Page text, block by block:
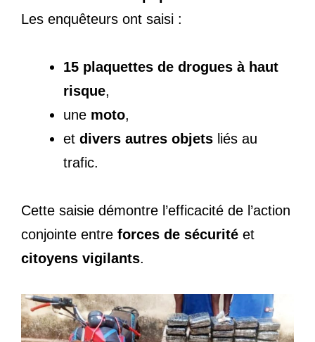
Les enquêteurs ont saisi :
15 plaquettes de drogues à haut
risque,
une moto,
et divers autres objets liés au
trafic.
Cette saisie démontre l’efficacité de l’action
conjointe entre forces de sécurité et
citoyens vigilants.